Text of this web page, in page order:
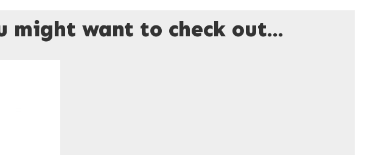
might want to check out...